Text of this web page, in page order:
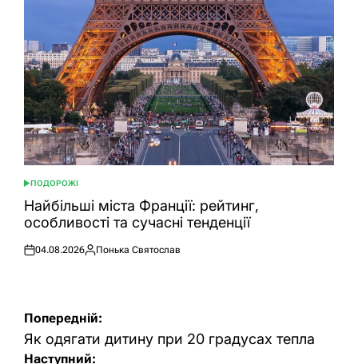
ОПУБЛІКУВАТИ
У
ПОДОРОЖІ
Найбільші міста Франції: рейтинг,
особливості та сучасні тенденції
Оприлюднено
04.08.2026
Опубліковано
Понька Святослав
Навігація
записів
Попередній:
Як одягати дитину при 20 градусах тепла
Наступний: